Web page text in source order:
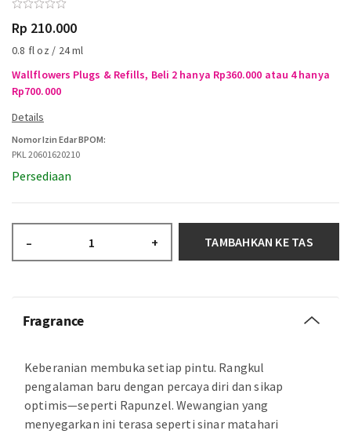
Rp 210.000
0.8 fl oz / 24 ml
Wallflowers Plugs & Refills, Beli 2 hanya Rp360.000 atau 4 hanya
Rp700.000
Nomor Izin Edar BPOM:
PKL 20601620210
Persediaan
– + TAMBAHKAN KE TAS
Fragrance
Keberanian membuka setiap pintu. Rangkul
pengalaman baru dengan percaya diri dan sikap
optimis—seperti Rapunzel. Wewangian yang
menyegarkan ini terasa seperti sinar matahari